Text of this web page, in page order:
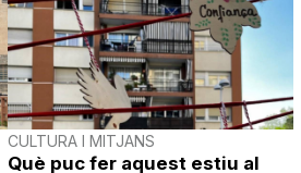
CULTURA I MITJANS
Què puc fer aquest estiu al